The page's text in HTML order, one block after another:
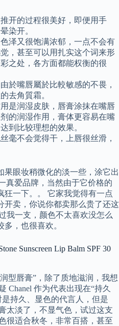
开的过程很美好，即便用手
染开。
泽又很饱满浓郁，一点不会有
，甚至可以用扎实这个词来形
之处，各方面都能权衡的很
於嘴唇屬於比較敏感的不畏，
去角質霜。
是润湿皮肤，唇膏涂抹在嘴唇
的润湿作用，膏体更容易在嘴
到比较理想的效果。
毫不会觉得干，上唇很丝滑，
果眼妆稍微化的淡一些，涂它出
真爱品牌，当然由于它价格的
狂一下。。 它家我觉得有一点
开卖，你说你都卖那么贵了还这
我一支，颜色不太喜欢没怎么
，也很喜欢。
Sunscreen Lip Balm SPF 30
型唇膏”，除了质地滋润，我想
Chanel 作为代表出现在“持久
持久、显色的代言人，但是
太淡了，不显气色，试过这支
很适合秋冬，非常百搭，甚至